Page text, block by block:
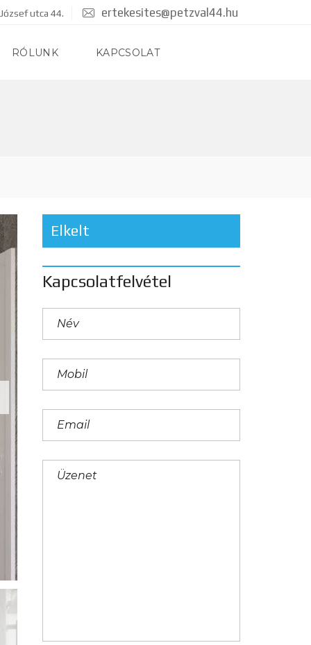
utca 44. ertekesites@petzval44.hu
RÓLUNK KAPCSOLAT
Elkelt
Kapcsolatfelvétel